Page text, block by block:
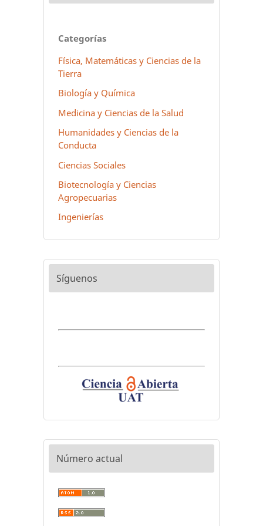
Categorías
Física, Matemáticas y Ciencias de la
Tierra
Biología y Química
Medicina y Ciencias de la Salud
Humanidades y Ciencias de la
Conducta
Ciencias Sociales
Biotecnología y Ciencias
Agropecuarias
Ingenierías
Síguenos
Número actual